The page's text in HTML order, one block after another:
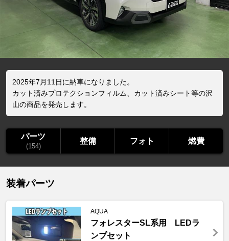
2025年7月11日に納車になりました。
カット済みプロテクションフィルム、カット済みシート等の沢
山の商品を発売します。
パーツ
(154)
整備 フォト 燃費
装着パーツ
AQUA
フォレスターSL系用 LEDラ
ンプセット